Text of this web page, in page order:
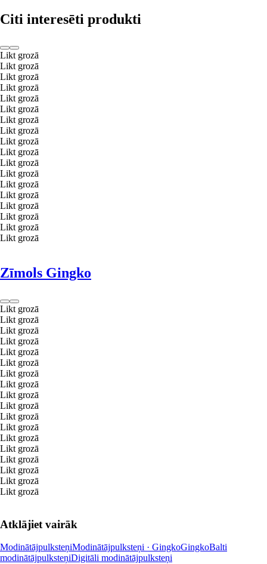
Citi interesēti produkti
Likt grozā
Likt grozā
Likt grozā
Likt grozā
Likt grozā
Likt grozā
Likt grozā
Likt grozā
Likt grozā
Likt grozā
Likt grozā
Likt grozā
Likt grozā
Likt grozā
Likt grozā
Likt grozā
Likt grozā
Likt grozā
Zīmols Gingko
Likt grozā
Likt grozā
Likt grozā
Likt grozā
Likt grozā
Likt grozā
Likt grozā
Likt grozā
Likt grozā
Likt grozā
Likt grozā
Likt grozā
Likt grozā
Likt grozā
Likt grozā
Likt grozā
Likt grozā
Likt grozā
Atklājiet vairāk
ModinātājpulksteņiModinātājpulksteņi · GingkoGingkoBalti
modinātājpulksteņiDigitāli modinātājpulksteņi